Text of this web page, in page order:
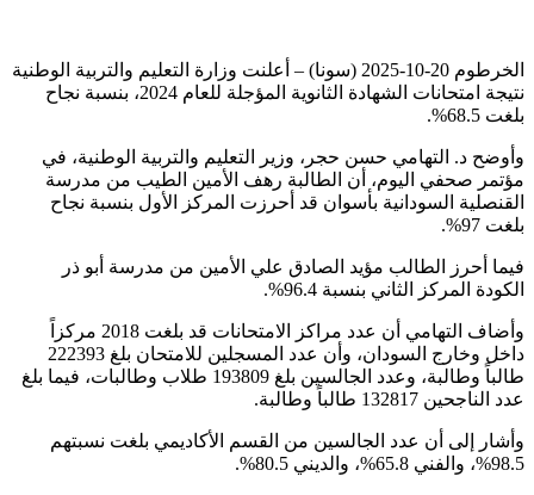
الخرطوم 20-10-2025 (سونا) – أعلنت وزارة التعليم والتربية الوطنية
نتيجة امتحانات الشهادة الثانوية المؤجلة للعام 2024، بنسبة نجاح
بلغت 68.5%.
وأوضح د. التهامي حسن حجر، وزير التعليم والتربية الوطنية، في
مؤتمر صحفي اليوم، أن الطالبة رهف الأمين الطيب من مدرسة
القنصلية السودانية بأسوان قد أحرزت المركز الأول بنسبة نجاح
بلغت 97%.
فيما أحرز الطالب مؤيد الصادق علي الأمين من مدرسة أبو ذر
الكودة المركز الثاني بنسبة 96.4%.
وأضاف التهامي أن عدد مراكز الامتحانات قد بلغت 2018 مركزاً
داخل وخارج السودان، وأن عدد المسجلين للامتحان بلغ 222393
طالباً وطالبة، وعدد الجالسين بلغ 193809 طلاب وطالبات، فيما بلغ
عدد الناجحين 132817 طالباً وطالبة.
وأشار إلى أن عدد الجالسين من القسم الأكاديمي بلغت نسبتهم
98.5%، والفني 65.8%، والديني 80.5%.